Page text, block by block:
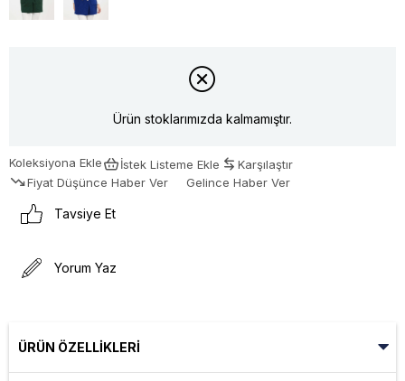
Ürün stoklarımızda kalmamıştır.
Koleksiyona Ekle İstek Listeme Ekle
Karşılaştır
Fiyat Düşünce Haber Ver
Gelince Haber Ver
Tavsiye Et
Yorum Yaz
ÜRÜN ÖZELLIKLERI